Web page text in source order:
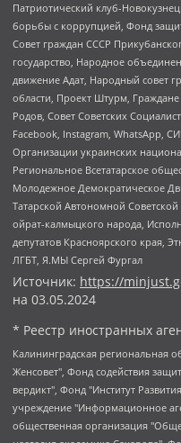
Патриотический клуб-
борьбы с коррупцией, Фонд
Совет граждан СССР
государство, Народное
движение Адат, Народный совет
области, Проект Штурм,
Родов, Совет Советских
Facebook, Instagram, WhatsApp,
Организации украинских
Региональное Всетатарское
Молодежное Демократическое
Татарской Автономной
ойрат-калмыцкого народа,
депутатов Красноярского края,
ЛГБТ, Я.МЫ Сергей Фургал
Источник: https://
на 03.05.2024
* Реестр иностранных
Калининградская региональная общественная организация "Экозащита!-Женсовет", Фонд содействия защите прав и свобод граждан "Общественный вердикт", Фонд "Институт Развития Свободы Информации", Частное учреждение "Информационное агентство МЕМО. РУ", Региональная общественная организация "Общественная комиссия по сохранению наследия академика Сахарова", Фонд поддержки свободы прессы, Санкт-Петербургская общественная правозащитная организация "Гражданский контроль", Межрегиональная общественная организация "Информационно-просветительский центр "Мемориал", Региональный Фонд "Центр Защиты Прав Средств Массовой Информации", с 05.12.2023 Фонд "Центр Защиты Прав Средств массовой информации", Региональная общественная благотворительная организация помощи беженцам и мигрантам "Гражданское содействие", Негосударственное образовательное учреждение дополнительного профессионального образования (повышение квалификации) специалистов "АКАДЕМИЯ ПО ПРАВАМ ЧЕЛОВЕКА", Свердловская региональная общественная организация "Сутяжник", Автономная некоммерческая организация "Центр независимых социологических исследований", Союз общественных объединений "Российский исследовательский центр по правам человека", Региональное общественное учреждение научно-информационный центр "МЕМОРИАЛ", Некоммерческая организация "Фонд защиты гласности", Автономная некоммерческая организация "Институт прав человека", Городская общественная организация "Екатеринбургское общество "МЕМОРИАЛ", Городская общественная организация "Рязанское историко-просветительское и правозащитное общество "Мемориал" (Рязанский Мемориал), Челябинский региональный орган общественной самодеятельности – женское общественное объединение "Женщины Евразии", Челябинский региональный орган общественной самодеятельности "Уральская правозащитная группа", Фонд содействия защите здоровья и социальной справедливости имени Андрея Рылькова, Автономная Некоммерческая Организация "Аналитический Центр Юрия Левады", Автономная некоммерческая организация социальной поддержки населения "Проект Апрель", Региональная общественная организация помощи женщинам и детям, находящимся в кризисной ситуации "Информационно-методический центр "Анна", Фонд содействия развитию массовых коммуникаций и правовому просвещению "Так-так-Так", Фонд содействия устойчивому развитию "Серебряная тайга", Свердловский региональный общественный фонд социальных проектов "Новое время", "Idel.Реалии", Кавказ.Реалии, Крым.Реалии, Телеканал Настоящее Время, Татаро-башкирская служба Радио Свобода (Azatliq Radiosi), Радио Свободная Европа/Радио Свобода (PCE/PC), "Сибирь.Реалии", "Фактограф", Благотворительный фонд помощи осужденным и их семьям, Автономная некоммерческая организация "Институт глобализации и социальных движений", Фонд "В защиту прав заключенных", Частное учреждение "Центр поддержки и содействия развитию средств массовой информации", Пензенский региональный общественный благотворительный фонд "Гражданский союз", "Север.Реалии", Некоммерческая организация Фонд "Правовая инициатива", Общество с ограниченной ответственностью "Радио Свободная Европа/Радио Свобода", Чешское информационное агентство "MEDIUM-ORIENT", Красноярская региональная общественная организация "Мы против СПИДа", Камалягин Денис Николаевич, Маркелов Сергей Евгеньевич, Пономарев Лев Александрович, Савицкая Людмила Алексеевна, Автономная некоммерческая организация "Центр по работе с проблемой насилия "НАСИЛИЮ.НЕТ", Межрегиональный профессиональный союз работников здравоохранения "Альянс врачей", Юридическое лицо, зарегистрированное в Латвийской Республике, SIA "Medusa Project" (регистрационный номер 40103797863, дата регистрации 10.06.2014), Некоммерческая организация "Фонд по борьбе с коррупцией", Автономная некоммерческая организация "Институт права и публичной политики", Баданин Роман Сергеевич, Гликин Максим Александрович, Железнова Мария Михайловна, Лукьянова Юлия Сергеевна, Маетная Елизавета Витальевна, Маняхин Петр Борисович, Чуракова Ольга Владимировна, Ярош Юлия Петровна, Юридическое лицо "The Insider SIA", зарегистрированное в Риге, Латвийская Республика (дата регистрации 26.06.2015), являющееся администратором доменного имени интернет-издания "The Insider SIA", https://theins.ru, Постернак Алексей Евгеньевич, Рубин Михаил Аркадьевич, Анин Роман Александрович, Юридическое лицо Istories fonds, зарегистрированное в Латвийской Республике (регистрационный номер 50008295751, дата регистрации 24.02.2020), Великовский Дмитрий Александрович, Долинина Ирина Николаевна, Мароховская